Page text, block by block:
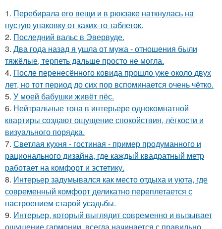
1. Перебирала его вещи и в рюкзаке наткнулась на
пустую упаковку от каких-то таблеток.
2. Последний вальс в Эвервуде.
3. Два года назад я ушла от мужа - отношения были
тяжёлые, терпеть дальше просто не могла.
4. После перенесённого ковида прошло уже около двух
лет, но тот период до сих пор вспоминается очень чётко.
5. У моей бабушки живёт пёс.
6. Нейтральные тона в интерьере однокомнатной
квартиры создают ощущение спокойствия, лёгкости и
визуального порядка.
7. Светлая кухня - гостиная - пример продуманного и
рационального дизайна, где каждый квадратный метр
работает на комфорт и эстетику.
8. Интерьер задумывался как место отдыха и уюта, где
современный комфорт деликатно переплетается с
настроением старой усадьбы.
9. Интерьер, который выглядит современно и вызывает
ощущение гармонии, всегда начинается с правильно